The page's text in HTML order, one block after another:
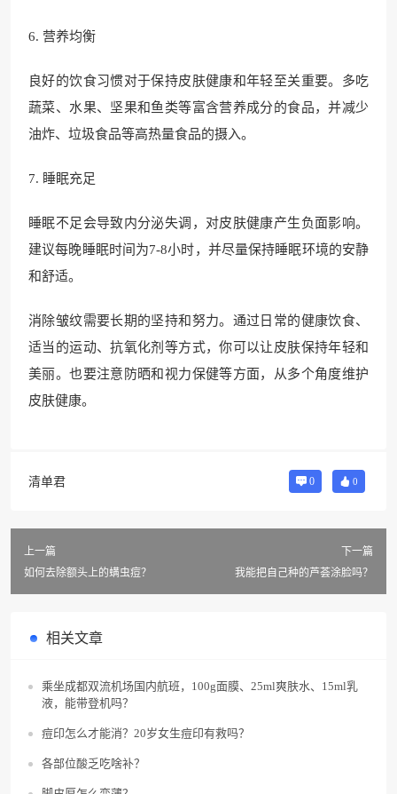
6. 营养均衡
良好的饮食习惯对于保持皮肤健康和年轻至关重要。多吃
蔬菜、水果、坚果和鱼类等富含营养成分的食品，并减少
油炸、垃圾食品等高热量食品的摄入。
7. 睡眠充足
睡眠不足会导致内分泌失调，对皮肤健康产生负面影响。
建议每晚睡眠时间为7-8小时，并尽量保持睡眠环境的安静
和舒适。
消除皱纹需要长期的坚持和努力。通过日常的健康饮食、
适当的运动、抗氧化剂等方式，你可以让皮肤保持年轻和
美丽。也要注意防晒和视力保健等方面，从多个角度维护
皮肤健康。
清单君 0 0
上一篇
如何去除额头上的螨虫痘？
下一篇
我能把自己种的芦荟涂脸吗？
相关文章
乘坐成都双流机场国内航班，100g面膜、25ml爽肤水、15ml乳
液，能带登机吗？
痘印怎么才能消？20岁女生痘印有救吗？
各部位酸乏吃啥补？